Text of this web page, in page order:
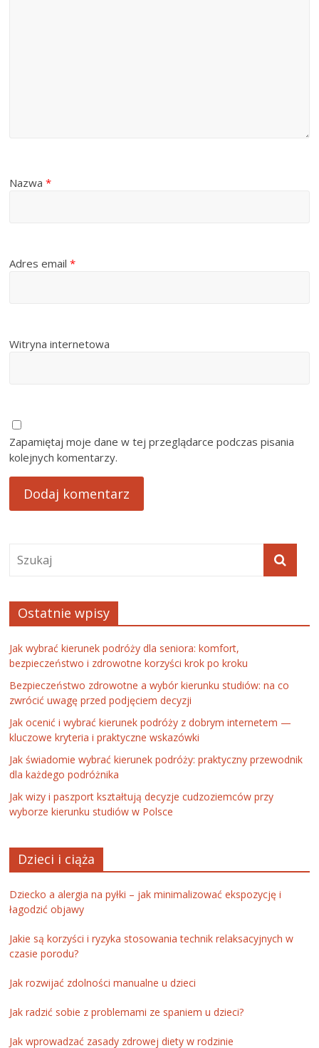
Nazwa*
Adres email*
Witryna internetowa
Zapamiętaj moje dane w tej przeglądarce podczas pisania
kolejnych komentarzy.
Ostatnie wpisy
Jak wybrać kierunek podróży dla seniora: komfort,
bezpieczeństwo i zdrowotne korzyści krok po kroku
Bezpieczeństwo zdrowotne a wybór kierunku studiów: na co
zwrócić uwagę przed podjęciem decyzji
Jak ocenić i wybrać kierunek podróży z dobrym internetem —
kluczowe kryteria i praktyczne wskazówki
Jak świadomie wybrać kierunek podróży: praktyczny przewodnik
dla każdego podróżnika
Jak wizy i paszport kształtują decyzje cudzoziemców przy
wyborze kierunku studiów w Polsce
Dzieci i ciąża
Dziecko a alergia na pyłki – jak minimalizować ekspozycję i
łagodzić objawy
Jakie są korzyści i ryzyka stosowania technik relaksacyjnych w
czasie porodu?
Jak rozwijać zdolności manualne u dzieci
Jak radzić sobie z problemami ze spaniem u dzieci?
Jak wprowadzać zasady zdrowej diety w rodzinie